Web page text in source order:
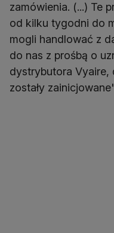
zamówienia. (...) Te
od kilku tygodni do
mogli handlować z
do nas z prośbą o
dystrybutora Vyaire,
zostały